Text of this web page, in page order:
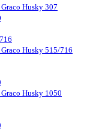
Husky 307
Husky 515/716
Husky 1050